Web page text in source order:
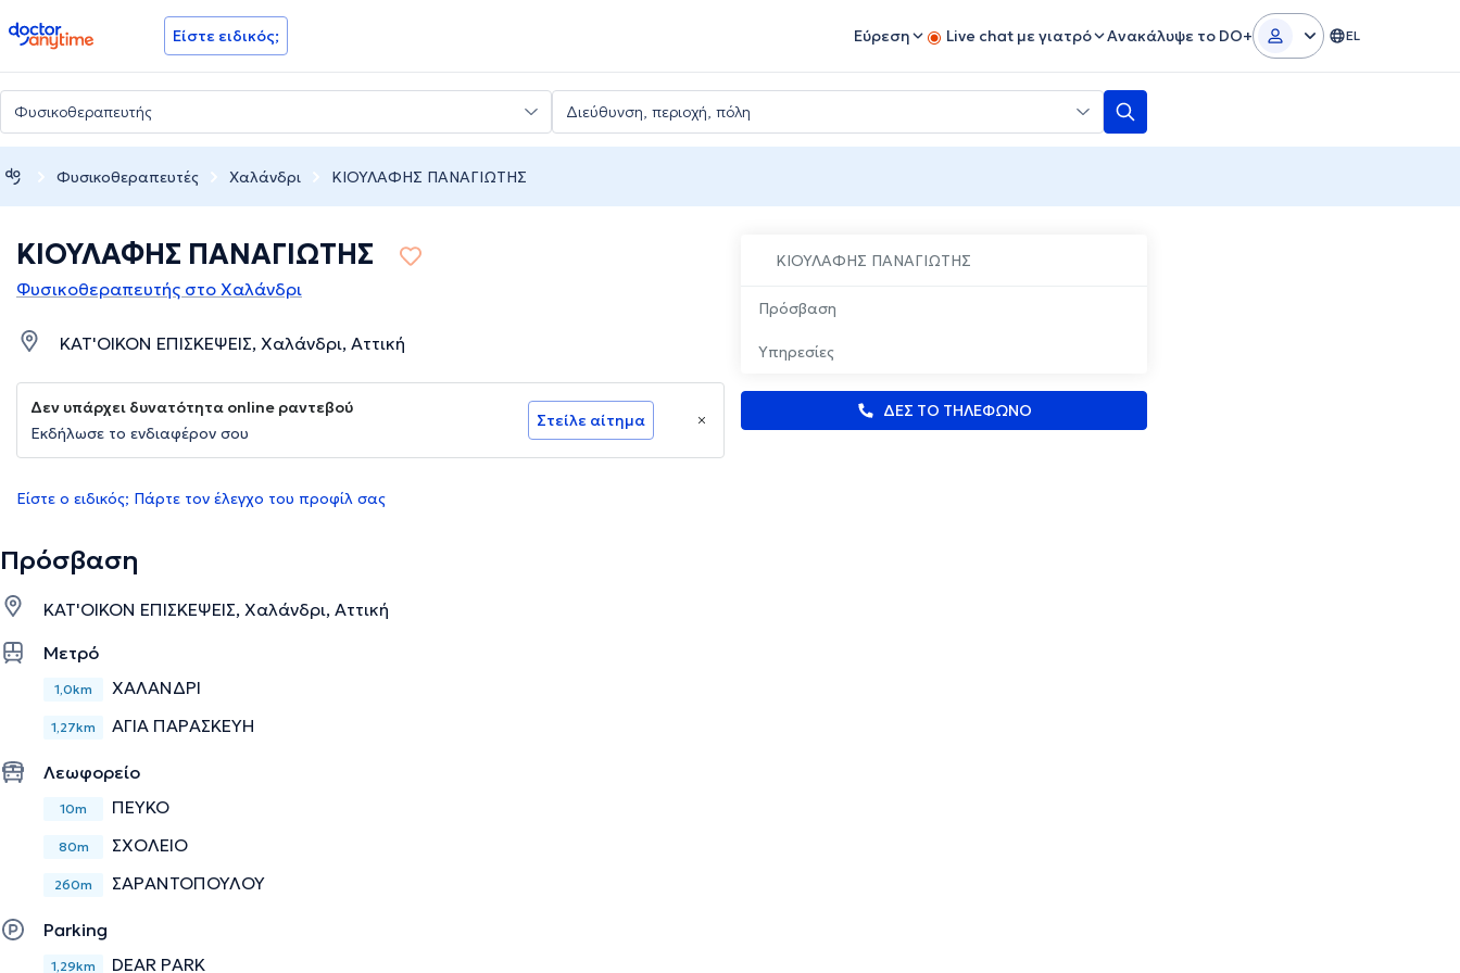
doctoranytime Είστε ειδικός; Εύρεση Live chat με γιατρό Ανακάλυψε το DO+ EL
Φυσικοθεραπευτές Χαλάνδρι ΚΙΟΥΛΑΦΗΣ ΠΑΝΑΓΙΩΤΗΣ
ΚΙΟΥΛΑΦΗΣ ΠΑΝΑΓΙΩΤΗΣ
Πρόσβαση
Υπηρεσίες
ΔΕΣ ΤΟ ΤΗΛΕΦΩΝΟ
ΚΙΟΥΛΑΦΗΣ ΠΑΝΑΓΙΩΤΗΣ
Φυσικοθεραπευτής στο Χαλάνδρι
ΚΑΤ'ΟΙΚΟΝ ΕΠΙΣΚΕΨΕΙΣ, Χαλάνδρι, Αττική
Δεν υπάρχει δυνατότητα online ραντεβού
Εκδήλωσε το ενδιαφέρον σου
Στείλε αίτημα
Είστε ο ειδικός; Πάρτε τον έλεγχο του προφίλ σας
Πρόσβαση
ΚΑΤ'ΟΙΚΟΝ ΕΠΙΣΚΕΨΕΙΣ, Χαλάνδρι, Αττική
Μετρό
1,0km ΧΑΛΑΝΔΡΙ
1,27km ΑΓΙΑ ΠΑΡΑΣΚΕΥΗ
Λεωφορείο
10m ΠΕΥΚΟ
80m ΣΧΟΛΕΙΟ
260m ΣΑΡΑΝΤΟΠΟΥΛΟΥ
Parking
1,29km DEAR PARK